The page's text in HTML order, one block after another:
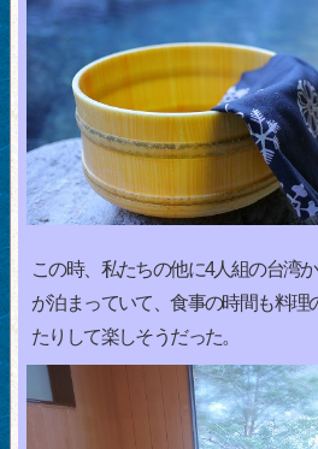
この時、私たちの他に4人組の台湾
が泊まっていて、食事の時間も料理
たりして楽しそうだった。